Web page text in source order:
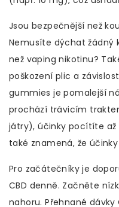
Jsou bezpečnější než
Nemusíte dýchat žádný
než vaping nikotinu?
poškození plic a
gummies je pomalejší
prochází trávicím
játry), účinky pocítíte
také znamená, že
Pro začátečníky je
CBD denně. Začněte
nahoru. Přehnané